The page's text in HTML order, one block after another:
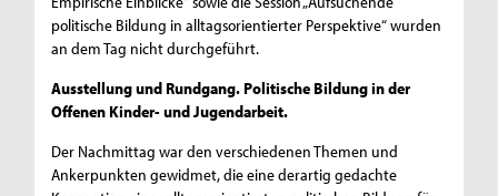
politische Bildung in alltagsorientierter Perspektive“ wurden
an dem Tag nicht durchgeführt.
Ausstellung und Rundgang. Politische Bildung in der
Offenen Kinder- und Jugendarbeit.
Der Nachmittag war den verschiedenen Themen und
Ankerpunkten gewidmet, die eine derartig gedachte